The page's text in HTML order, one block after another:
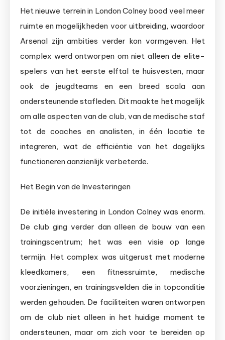
Het nieuwe terrein in London Colney bood veel meer
ruimte en mogelijkheden voor uitbreiding, waardoor
Arsenal zijn ambities verder kon vormgeven. Het
complex werd ontworpen om niet alleen de elite-
spelers van het eerste elftal te huisvesten, maar
ook de jeugdteams en een breed scala aan
ondersteunende stafleden. Dit maakte het mogelijk
om alle aspecten van de club, van de medische staf
tot de coaches en analisten, in één locatie te
integreren, wat de efficiëntie van het dagelijks
functioneren aanzienlijk verbeterde.
Het Begin van de Investeringen
De initiële investering in London Colney was enorm.
De club ging verder dan alleen de bouw van een
trainingscentrum; het was een visie op lange
termijn. Het complex was uitgerust met moderne
kleedkamers, een fitnessruimte, medische
voorzieningen, en trainingsvelden die in topconditie
werden gehouden. De faciliteiten waren ontworpen
om de club niet alleen in het huidige moment te
ondersteunen, maar om zich voor te bereiden op